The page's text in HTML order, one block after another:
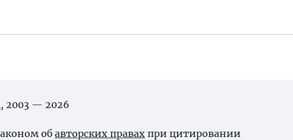
, 2003 — 2026
об авторских правах при цитировании